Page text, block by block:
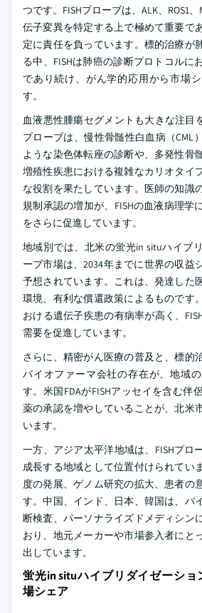
つです。FISHプローブは、ALK、ROS1
伝子変異を特定する上で極めて重要で
定に責任を負っています。標的治療が
る中、FISHは肺癌の診断プロトコルに
であり続け、がん学的応用から市場
す。
血液悪性腫瘍セグメントも大きな注目
プローブは、慢性骨髄性白血病（CML
ような染色体転座の診断や、多発性骨
増殖性疾患における複雑なカリオタイ
な役割を果たしています。医師の知識
規制承認の増加が、FISHの血液病理学
をさらに促進しています。
地域別では、北米の蛍光in situハイブ
ーブ市場は、2034年までに世界の収益
予想されています。これは、発達した
環境、有利な償還政策によるものです
おける遺伝子疾患の有病率が高く、
需要を促進しています。
さらに、精密がん医療の普及と、標的
バイオファーマ会社の存在が、地域
す。米国FDAがFISHアッセイを含む伴
薬の承認を増やしていることが、北米
います。
一方、アジア太平洋地域は、FISHプロ
成長する地域として位置付けられてい
度の発展、ゲノム研究の拡大、患者の
す。中国、インド、日本、韓国は、バ
断検査、パーソナライズドメディシン
おり、地元メーカーや市場参入者にと
出しています。
蛍光in situハイブリダイゼーショ
場シェア